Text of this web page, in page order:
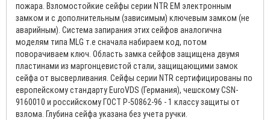
пожара. Взломостойкие сейфы серии NTR EM электронным
замком и с дополнительным (зависимым) ключевым замком (не
аварийным). Система запирания этих сейфов аналогична
моделям типа MLG т.е сначала набираем код, потом
поворачиваем ключ. Область замка сейфов защищена двумя
пластинами из маргонцевистой стали, защищающими замок
сейфа от высверливания. Сейфы серии NTR сертифицированы по
европейскому стандарту EuroVDS (Германия), чешскому CSN-
9160010 и российскому ГОСТ Р-50862-96 - 1 классу защиты от
взлома. Глубина сейфа указана без учета ручки.